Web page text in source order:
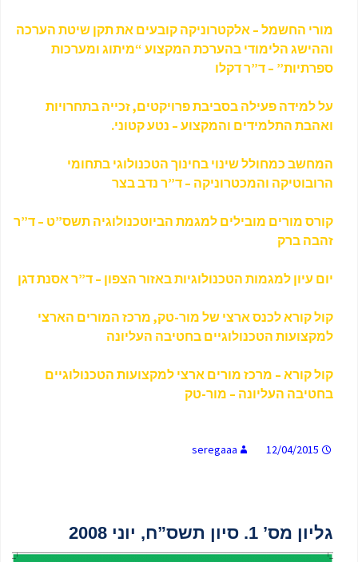
מורי החשמל – אלקטרוניקה קובעים את תקן שיטת הערכה
וההישג הלימודי בהערכת המקצוע “מיתוג ומערכות
ספרתיות” – ד”ר דקלו
על למידה פעילה בסביבת פרויקטים, זכייה בתחרויות
ואהבת התלמידים והמקצוע – נטע קטוני.
המחשב כמחולל שינוי בחינוך הטכנולוגי בתחומי
הרובוטיקה והמכטרוניקה – ד”ר נדב בצר
קורס מורים מובילים למגמת הביוטכנולוגיה תשס”ט – ד”ר
זהבה ברק
יום עיון למגמות הטכנולוגיות באזור הצפון – ד”ר אסנת דגן
קול קורא לכנס ארצי של מור-טק, מרכז המורים הארצי
למקצועות הטכנולוגיים בחטיבה העליונה
קול קורא – מרכז מורים ארצי למקצועות הטכנולוגיים
בחטיבה העליונה – מור-טק
12/04/2015
seregaaa
גליון מס’ 1. סיון תשס”ח, יוני 2008